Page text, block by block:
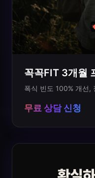
꼭꼭FIT 3개월
폭식 빈도 100% 개선,
무료 상담 신청